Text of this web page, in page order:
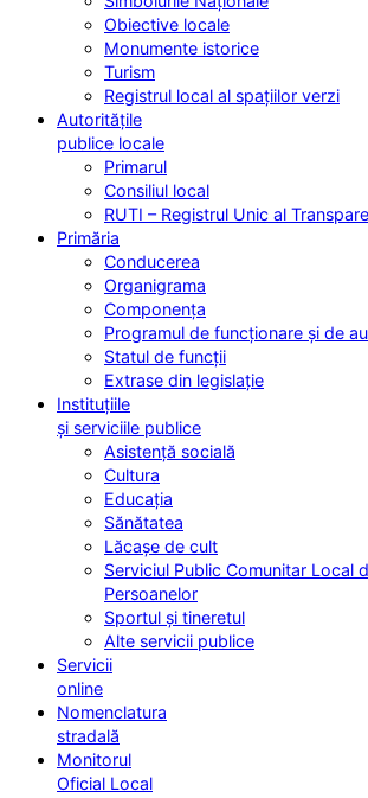
Obiective locale
Monumente istorice
Turism
Registrul local al spațiilor verzi
Autoritățile
publice locale
Primarul
Consiliul local
RUTI – Registrul Unic al
Primăria
Conducerea
Organigrama
Componența
Programul de funcționare și de
Statul de funcții
Extrase din legislație
Instituțiile
și serviciile publice
Asistență socială
Cultura
Educația
Sănătatea
Lăcașe de cult
Serviciul Public Comunitar Local
Persoanelor
Sportul și tineretul
Alte servicii publice
Servicii
online
Nomenclatura
stradală
Monitorul
Oficial Local